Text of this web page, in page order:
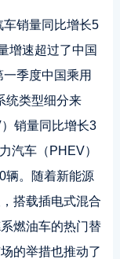
销量同比增长5
增速超过了中国
季度中国乘用
统类型细分来
销量同比增长3
汽车（PHEV）
辆。随着新能源
搭载插电式混合
燃油车的热门替
的举措也推动了